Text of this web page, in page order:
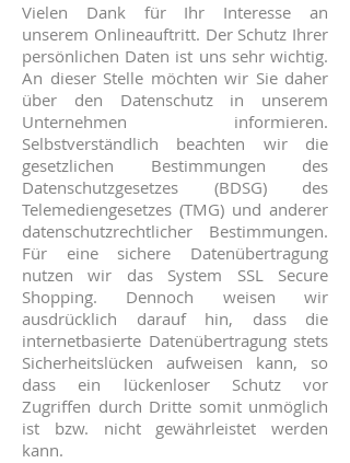
Vielen Dank für Ihr Interesse an
unserem Onlineauftritt. Der Schutz Ihrer
persönlichen Daten ist uns sehr wichtig.
An dieser Stelle möchten wir Sie daher
über den Datenschutz in unserem
Unternehmen informieren.
Selbstverständlich beachten wir die
gesetzlichen Bestimmungen des
Datenschutzgesetzes (BDSG) des
Telemediengesetzes (TMG) und anderer
datenschutzrechtlicher Bestimmungen.
Für eine sichere Datenübertragung
nutzen wir das System SSL Secure
Shopping. Dennoch weisen wir
ausdrücklich darauf hin, dass die
internetbasierte Datenübertragung stets
Sicherheitslücken aufweisen kann, so
dass ein lückenloser Schutz vor
Zugriffen durch Dritte somit unmöglich
ist bzw. nicht gewährleistet werden
kann.